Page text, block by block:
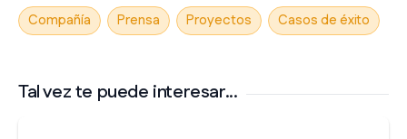
Compañía Prensa Proyectos Casos de éxito
Tal vez te puede interesar...